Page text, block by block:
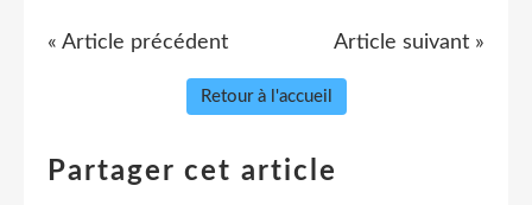
« Article précédent Article suivant »
Retour à l'accueil
Partager cet article